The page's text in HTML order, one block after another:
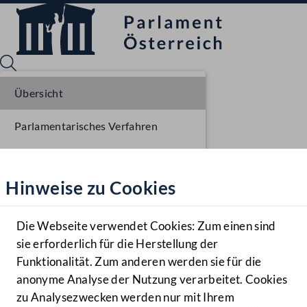
Hilfe
Benutzer
Navigationsmenü öffnen
MENÜ
Hinweise zu Cookies
Die Webseite verwendet Cookies: Zum einen sind
sie erforderlich für die Herstellung der
Funktionalität. Zum anderen werden sie für die
anonyme Analyse der Nutzung verarbeitet. Cookies
zu Analysezwecken werden nur mit Ihrem
Übersicht
Parlamentarisches Verfahren
Ausschussberatungen NR
Plenarberatungen NR
Einlangen BR
Ausschussberatungen BR